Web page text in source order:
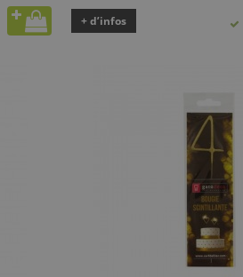
+ d’infos